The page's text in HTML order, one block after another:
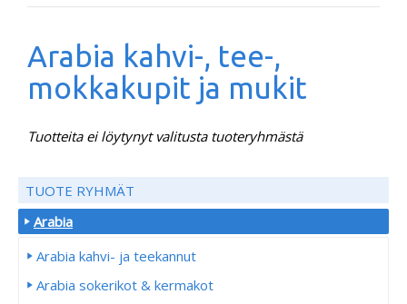
Arabia kahvi-, tee-,
mokkakupit ja mukit
Tuotteita ei löytynyt valitusta tuoteryhmästä
TUOTE RYHMÄT
Arabia
Arabia kahvi- ja teekannut
Arabia sokerikot & kermakot